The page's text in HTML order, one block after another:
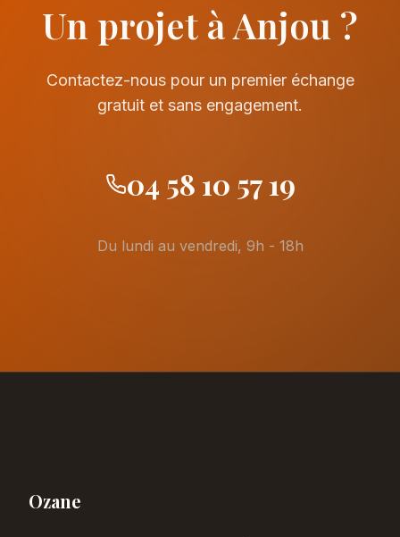
Un projet à Anjou ?
Contactez-nous pour un premier échange
gratuit et sans engagement.
04 58 10 57 19
Du lundi au vendredi, 9h - 18h
Ozane